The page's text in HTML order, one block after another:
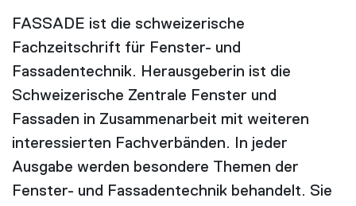
FASSADE ist die schweizerische
Fachzeitschrift für Fenster- und
Fassadentechnik. Herausgeberin ist die
Schweizerische Zentrale Fenster und
Fassaden in Zusammenarbeit mit weiteren
interessierten Fachverbänden. In jeder
Ausgabe werden besondere Themen der
Fenster- und Fassadentechnik behandelt. Sie